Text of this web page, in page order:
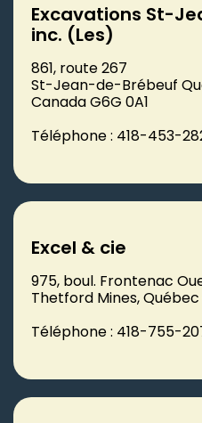
Excavations St-
inc. (Les)
861, route 267
St-Jean-de-Brébeuf
Canada G6G 0A1
Téléphone : 418-453-
Excel & cie
975, boul. Frontenac
Thetford Mines, Québec
Téléphone : 418-755-